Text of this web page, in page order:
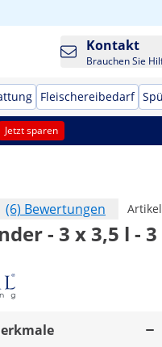
Kontakt
Brauchen Sie
Fleischereibedarf
Jetzt sparen
(6) Bewertungen
- 3 x 3,5 l -